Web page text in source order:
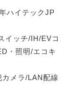
ハイテックJP
イッチ/IH/EVコ
・照明/エコキ
メラ/LAN配線